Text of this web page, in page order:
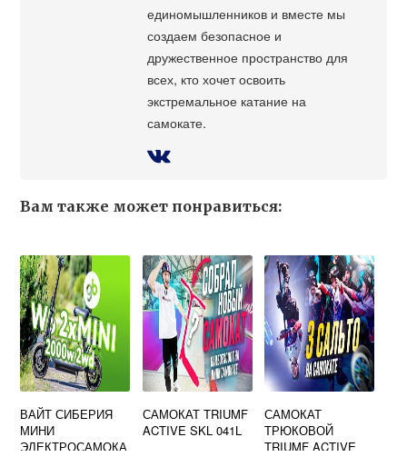
единомышленников и вместе мы
создаем безопасное и
дружественное пространство для
всех, кто хочет освоить
экстремальное катание на
самокате.
Вам также может понравиться:
ВАЙТ СИБЕРИЯ
МИНИ
ЭЛЕКТРОСАМОКА
САМОКАТ TRIUMF
ACTIVE SKL 041L
САМОКАТ
ТРЮКОВОЙ
TRIUMF ACTIVE